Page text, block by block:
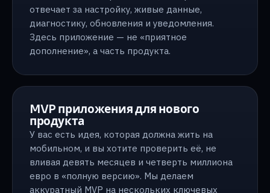
отвечает за настройку, живые данные,
диагностику, обновления и уведомления.
Здесь приложение — не «приятное
дополнение», а часть продукта.
MVP приложения для нового
продукта
У вас есть идея, которая должна жить на
мобильном, и вы хотите проверить её, не
вливая девять месяцев и четверть миллиона
евро в «полную версию». Мы делаем
аккуратный MVP на нескольких ключевых